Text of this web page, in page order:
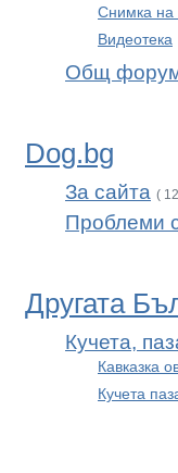
Снимка на
Видеотека
Общ
Dog.bg
За сайта (
Проблеми
Другата
Кучета,
Кавказка
Кучета